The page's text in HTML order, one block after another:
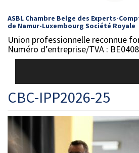
ASBL Chambre Belge des Experts-
de Namur-Luxembourg Société Royale
Union professionnelle reconnue
Numéro d’entreprise/TVA :
CBC-IPP2026-25